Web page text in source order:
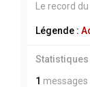
Le record
Légende :
Statistiques
1 messages